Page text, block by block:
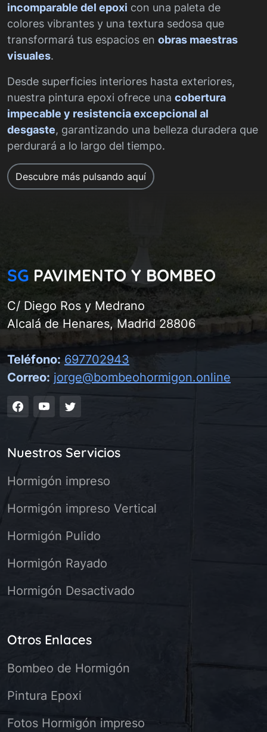
incomparable del epoxi con una paleta de
colores vibrantes y una textura sedosa que
transformará tus espacios en obras maestras
visuales.
Desde superficies interiores hasta exteriores,
nuestra pintura epoxi ofrece una cobertura
impecable y resistencia excepcional al
desgaste, garantizando una belleza duradera que
perdurará a lo largo del tiempo.
Descubre más pulsando aquí
SG PAVIMENTO Y BOMBEO
C/ Diego Ros y Medrano
Alcalá de Henares, Madrid 28806
Teléfono: 697702943
Correo: jorge@bombeohormigon.online
Nuestros Servicios
Hormigón impreso
Hormigón impreso Vertical
Hormigón Pulido
Hormigón Rayado
Hormigón Desactivado
Otros Enlaces
Bombeo de Hormigón
Pintura Epoxi
Fotos Hormigón impreso